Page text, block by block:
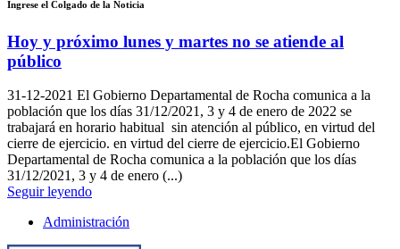
Ingrese el Colgado de la Noticia
Hoy y próximo lunes y martes no se atiende al
público
31-12-2021 El Gobierno Departamental de Rocha comunica a la
población que los días 31/12/2021, 3 y 4 de enero de 2022 se
trabajará en horario habitual sin atención al público, en virtud del
cierre de ejercicio. en virtud del cierre de ejercicio.El Gobierno
Departamental de Rocha comunica a la población que los días
31/12/2021, 3 y 4 de enero (...)
Seguir leyendo
Administración